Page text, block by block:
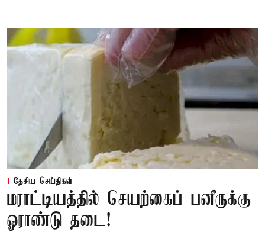
தேசிய செய்திகள்
மராட்டியத்தில் செயற்கைப் பனீருக்கு
ஓராண்டு தடை!